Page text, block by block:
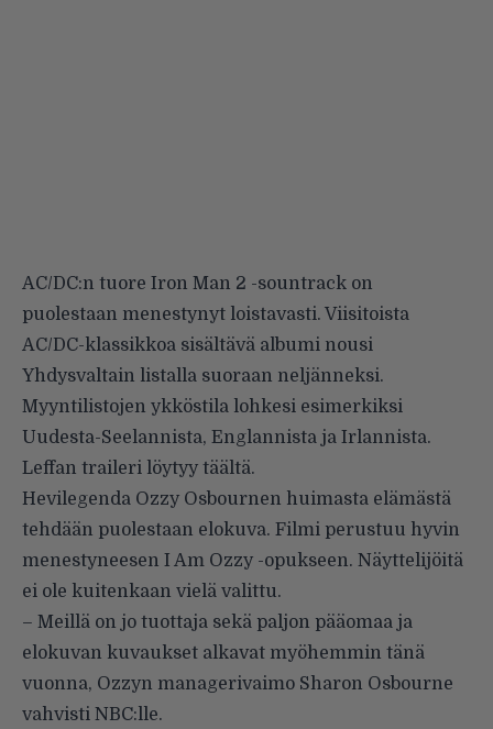
AC/DC:n tuore Iron Man 2 -sountrack on
puolestaan menestynyt loistavasti. Viisitoista
AC/DC-klassikkoa sisältävä albumi nousi
Yhdysvaltain listalla suoraan neljänneksi.
Myyntilistojen ykköstila lohkesi esimerkiksi
Uudesta-Seelannista, Englannista ja Irlannista.
Leffan traileri löytyy täältä.
Hevilegenda Ozzy Osbournen huimasta elämästä
tehdään puolestaan elokuva. Filmi perustuu hyvin
menestyneesen I Am Ozzy -opukseen. Näyttelijöitä
ei ole kuitenkaan vielä valittu.
– Meillä on jo tuottaja sekä paljon pääomaa ja
elokuvan kuvaukset alkavat myöhemmin tänä
vuonna, Ozzyn managerivaimo Sharon Osbourne
vahvisti NBC:lle.